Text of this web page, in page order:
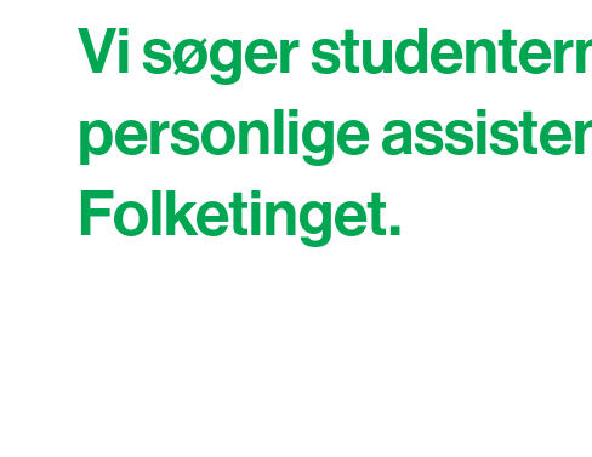
Vi søger
personlige
Folketinget.